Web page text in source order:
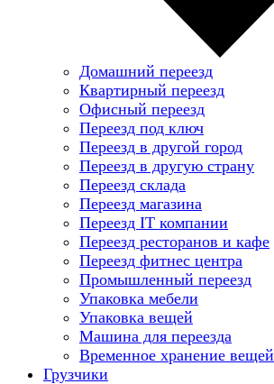
Домашний переезд
Квартирный переезд
Офисный переезд
Переезд под ключ
Переезд в другой город
Переезд в другую страну
Переезд склада
Переезд магазина
Переезд IT компании
Переезд ресторанов и кафе
Переезд фитнес центра
Промышленный переезд
Упаковка мебели
Упаковка вещей
Машина для переезда
Временное хранение вещей
Грузчики